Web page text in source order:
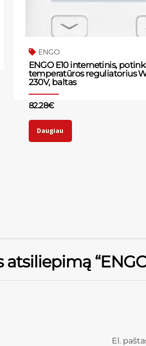
ENGO
ENGO E10 internetinis,
temperatūros reguliatorius
230V, baltas
82.28€
Daugiau
El.